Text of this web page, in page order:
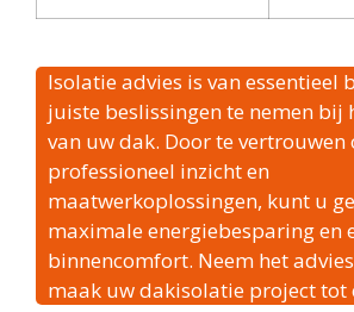
Isolatie advies is van essentieel
juiste beslissingen te nemen bij
van uw dak. Door te vertrouwen
professioneel inzicht en
maatwerkoplossingen, kunt u
maximale energiebesparing en
binnencomfort. Neem het
maak uw dakisolatie project tot